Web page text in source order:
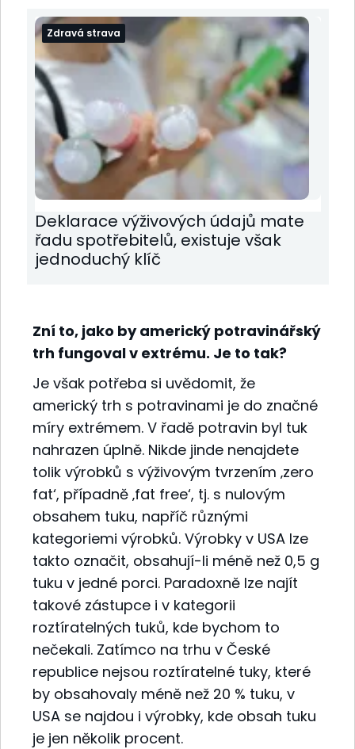
Zdravá strava
Deklarace výživových údajů mate
řadu spotřebitelů, existuje však
jednoduchý klíč
Zní to, jako by americký potravinářský
trh fungoval v extrému. Je to tak?
Je však potřeba si uvědomit, že
americký trh s potravinami je do značné
míry extrémem. V řadě potravin byl tuk
nahrazen úplně. Nikde jinde nenajdete
tolik výrobků s výživovým tvrzením ‚zero
fat‘, případně ‚fat free‘, tj. s nulovým
obsahem tuku, napříč různými
kategoriemi výrobků. Výrobky v USA lze
takto označit, obsahují-li méně než 0,5 g
tuku v jedné porci. Paradoxně lze najít
takové zástupce i v kategorii
roztíratelných tuků, kde bychom to
nečekali. Zatímco na trhu v České
republice nejsou roztíratelné tuky, které
by obsahovaly méně než 20 % tuku, v
USA se najdou i výrobky, kde obsah tuku
je jen několik procent.